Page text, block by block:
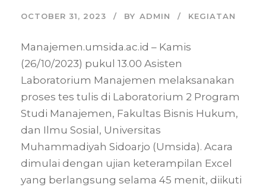
OCTOBER 31, 2023 BY ADMIN KEGIATAN
Manajemen.umsida.ac.id – Kamis
(26/10/2023) pukul 13.00 Asisten
Laboratorium Manajemen melaksanakan
proses tes tulis di Laboratorium 2 Program
Studi Manajemen, Fakultas Bisnis Hukum,
dan Ilmu Sosial, Universitas
Muhammadiyah Sidoarjo (Umsida). Acara
dimulai dengan ujian keterampilan Excel
yang berlangsung selama 45 menit, diikuti